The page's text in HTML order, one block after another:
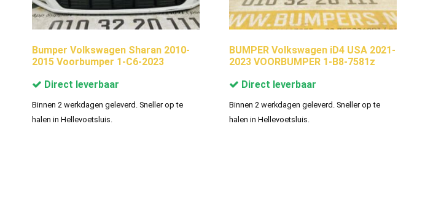
Bumper Volkswagen Sharan 2010-
2015 Voorbumper 1-C6-2023
Direct leverbaar
Binnen 2 werkdagen geleverd. Sneller op te
halen in Hellevoetsluis.
BUMPER Volkswagen iD4 USA 2021-
2023 VOORBUMPER 1-B8-7581z
Direct leverbaar
Binnen 2 werkdagen geleverd. Sneller op te
halen in Hellevoetsluis.